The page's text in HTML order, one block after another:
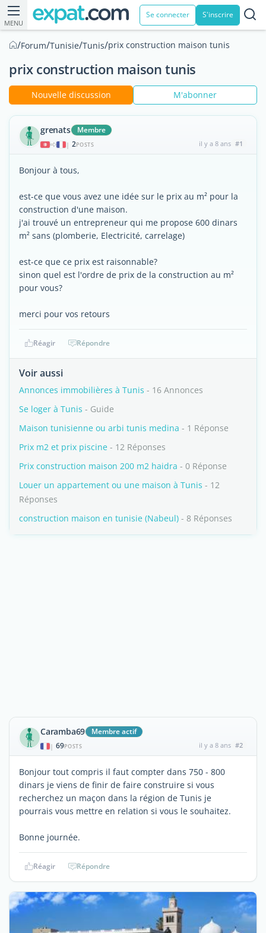
MENU
Se connecter S'inscrire
/Forum/Tunisie/Tunis/prix construction maison tunis
prix construction maison tunis
Nouvelle discussion M'abonner
grenats Membre
| 2POSTS il y a 8 ans #1
Bonjour à tous,
est-ce que vous avez une idée sur le prix au m² pour la
construction d'une maison.
j'ai trouvé un entrepreneur qui me propose 600 dinars
m² sans (plomberie, Electricité, carrelage)
est-ce que ce prix est raisonnable?
sinon quel est l'ordre de prix de la construction au m²
pour vous?
merci pour vos retours
Réagir Répondre
Voir aussi
Annonces immobilières à Tunis - 16 Annonces
Se loger à Tunis - Guide
Maison tunisienne ou arbi tunis medina - 1 Réponse
Prix m2 et prix piscine - 12 Réponses
Prix construction maison 200 m2 haidra - 0 Réponse
Louer un appartement ou une maison à Tunis - 12
Réponses
construction maison en tunisie (Nabeul) - 8 Réponses
Caramba69 Membre actif
| 69POSTS il y a 8 ans #2
Bonjour tout compris il faut compter dans 750 - 800
dinars je viens de finir de faire construire si vous
recherchez un maçon dans la région de Tunis je
pourrais vous mettre en relation si vous le souhaitez.
Bonne journée.
Réagir Répondre